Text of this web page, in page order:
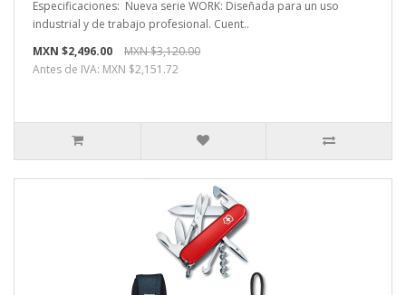
Especificaciones: Nueva serie WORK: Diseñada para un uso
industrial y de trabajo profesional. Cuent..
MXN $2,496.00
MXN $3,120.00
Antes de IVA: MXN $2,151.72